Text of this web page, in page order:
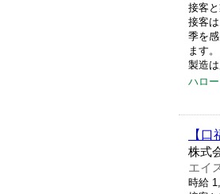
接客
接客
季を
ます。
製造
ハロ
【
株式
エイ
時給